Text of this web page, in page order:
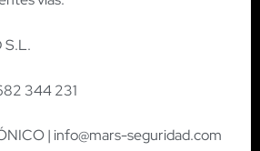
S.L.
344 231
| info@mars-seguridad.com